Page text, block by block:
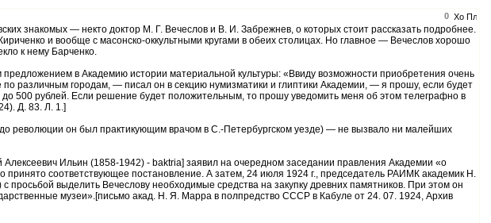
0
знакомых — некто доктор М. Г. Вечеслов и В. И. Забрежнев, о которых стоит рассказать подробнее.
и вообще с масонско-оккультными кругами в обеих столицах. Но главное — Вечеслов хорошо
к нему Барченко.
в Академию истории материальной культуры: «Ввиду возможности приобретения очень
различным городам, — писал он в секцию нумизматики и глиптики Академии, — я прошу, если будет
500 рублей. Если решение будет положительным, то прошу уведомить меня об этом телеграфно в
Д. 83. Л. 1.]
революции он был практикующим врачом в С.-Петербургском уезде) — не вызвало ни малейших
Ильин (1858-1942) - baktria] заявил на очередном заседании правления Академии «о
соответствующее постановление. А затем, 24 июля 1924 г., председатель РАИМК академик Н.
выделить Вечеслову необходимые средства на закупку древних памятников. При этом он
музеи».[письмо акад. Н. Я. Марра в полпредство СССР в Кабуле от 24. 07. 1924, Архив